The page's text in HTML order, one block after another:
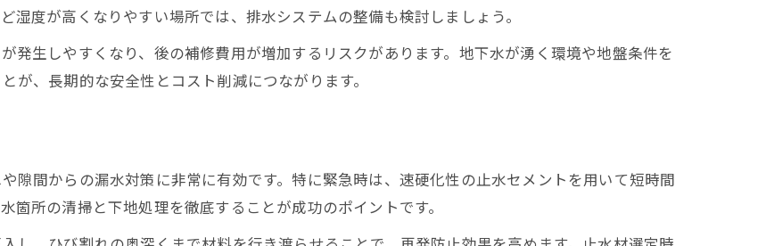
コンクリート止水方法ごとの費用比較ポイント
止水材と止水セメントのコストパフォーマンス
地下水漏れ修理費用を抑えるための工夫
湿度が高くなりやすい場所では、排水システムの整備も検討しましょう。
発生しやすくなり、後の補修費用が増加するリスクがあります。地下水が湧く環境や地盤条件を
、長期的な安全性とコスト削減につながります。
隙間からの漏水対策に非常に有効です。特に緊急時は、速硬化性の止水セメントを用いて短時間
所の清掃と下地処理を徹底することが成功のポイントです。